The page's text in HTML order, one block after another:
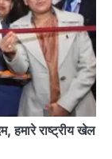
हमारे राष्ट्रीय खेल